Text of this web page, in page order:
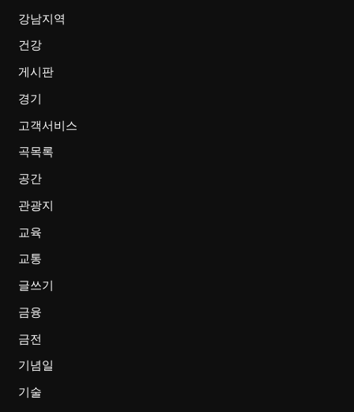
강남지역
건강
게시판
경기
고객서비스
곡목록
공간
관광지
교육
교통
글쓰기
금융
금전
기념일
기술